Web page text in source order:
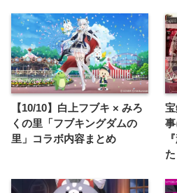
【10/10】白上フブキ × みろ
くの里「フブキングダムの
里」コラボ内容まとめ
た